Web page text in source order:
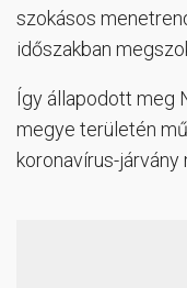
szokásos
időszakban
Így állapodott meg
megye területén
koronavírus-járvány